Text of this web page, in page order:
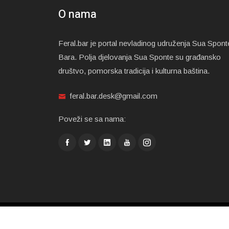
O nama
Feral.bar je portal nevladinog udruženja Sua
Bara. Polja djelovanja Sua Sponte su građansko
društvo, pomorska tradicija i kulturna baština.
feral.bar.desk@gmail.com
Poveži se sa nama: